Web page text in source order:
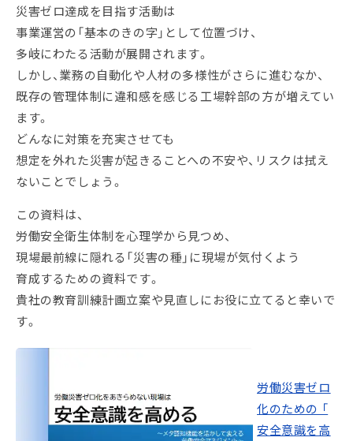
災害ゼロ達成を目指す活動は
事業運営の「基本のきの字」として位置づけ、
多岐にわたる活動が展開されます。
しかし、業務の自動化や人材の多様性がさらに進むなか、
既存の管理体制に違和感を感じる工場幹部の方が増えてい
ます。
どんなに対策を充実させても
想定を外れた災害が起きることへの不安や、リスクは拭え
ないことでしょう。
この資料は、
労働安全衛生体制を心理学から見つめ、
現場最前線に隠れる「災害の種」に現場が気付くよう
育成するための資料です。
貴社の教育訓練計画立案や見直しにお役に立てると幸いで
す。
労働災害ゼロ
化のための 「
安全意識を高